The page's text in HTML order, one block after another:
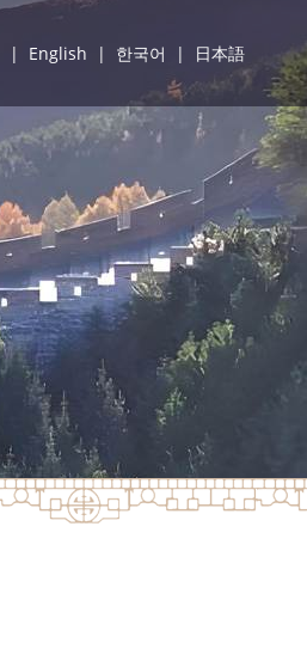
| English | 한국어 | 日本語